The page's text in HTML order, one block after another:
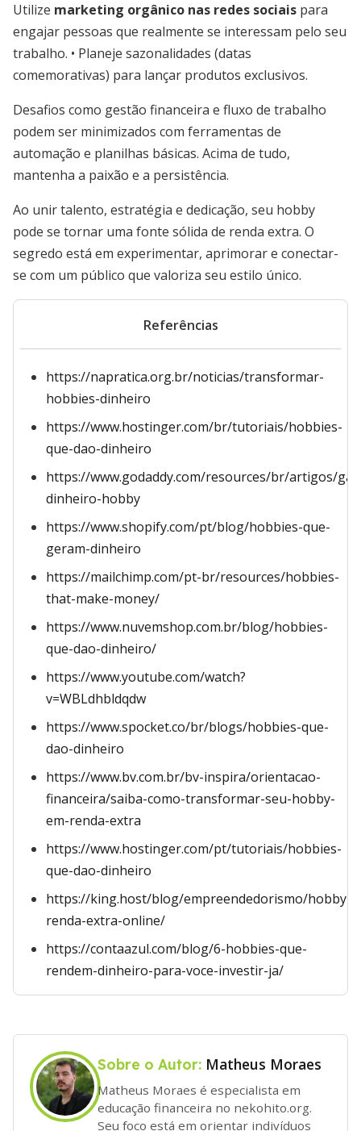
Utilize marketing orgânico nas redes sociais para
engajar pessoas que realmente se interessam pelo seu
trabalho. • Planeje sazonalidades (datas
comemorativas) para lançar produtos exclusivos.
Desafios como gestão financeira e fluxo de trabalho
podem ser minimizados com ferramentas de
automação e planilhas básicas. Acima de tudo,
mantenha a paixão e a persistência.
Ao unir talento, estratégia e dedicação, seu hobby
pode se tornar uma fonte sólida de renda extra. O
segredo está em experimentar, aprimorar e conectar-
se com um público que valoriza seu estilo único.
Referências
https://napratica.org.br/noticias/transformar-
hobbies-dinheiro
https://www.hostinger.com/br/tutoriais/hobbies-
que-dao-dinheiro
https://www.godaddy.com/resources/br/artigos/
dinheiro-hobby
https://www.shopify.com/pt/blog/hobbies-que-
geram-dinheiro
https://mailchimp.com/pt-br/resources/hobbies-
that-make-money/
https://www.nuvemshop.com.br/blog/hobbies-
que-dao-dinheiro/
https://www.youtube.com/watch?
v=WBLdhbldqdw
https://www.spocket.co/br/blogs/hobbies-que-
dao-dinheiro
https://www.bv.com.br/bv-inspira/orientacao-
financeira/saiba-como-transformar-seu-hobby-
em-renda-extra
https://www.hostinger.com/pt/tutoriais/hobbies-
que-dao-dinheiro
https://king.host/blog/empreendedorismo/hobby-
renda-extra-online/
https://contaazul.com/blog/6-hobbies-que-
rendem-dinheiro-para-voce-investir-ja/
Sobre o Autor: Matheus Moraes
Matheus Moraes é especialista em
educação financeira no nekohito.org.
Seu foco está em orientar indivíduos